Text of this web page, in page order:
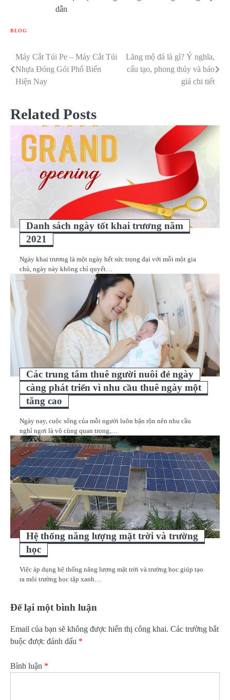
dẫn
BLOG
Điều
hướng
viết
Máy Cắt Túi Pe – Máy Cắt Túi
Nhựa Đóng Gói Phổ Biến
Hiện Nay
Lăng mộ đá là gì? Ý nghĩa,
cấu tạo, phong thủy và báo
giá chi tiết
Related Posts
Danh sách ngày tốt khai trương năm
2021
Ngày khai trương là một ngày hết sức trọng đại với mỗi một gia
chủ, ngày này không chỉ quyết…
Các trung tâm thuê người nuôi đẻ ngày
càng phát triển vì nhu cầu thuê ngày một
tăng cao
Ngày nay, cuộc sống của mỗi người luôn bận rộn nên nhu cầu
nghỉ ngơi là vô cùng quan trọng,…
Hệ thống năng lượng mặt trời và trường
học
Việc áp dụng hệ thống năng lượng mặt trời và trường học giúp tạo
ra môi trường học tập xanh…
Để lại một bình luận
Email của bạn sẽ không được hiển thị công khai. Các trường bắt
buộc được đánh dấu *
Bình luận *